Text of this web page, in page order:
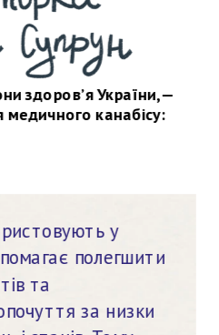
здоров’я України, —
медичного канабісу:
у
полегшити
та
за низки